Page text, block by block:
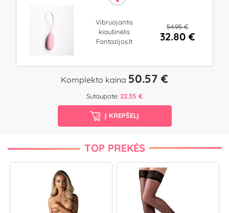
Vibruojantis
kiaušinėlis
Fantazijos.lt
54.95 €
32.80 €
Komplekto kaina 50.57 €
Sutaupote: 22.35 €
Į KREPŠELĮ
TOP PREKĖS